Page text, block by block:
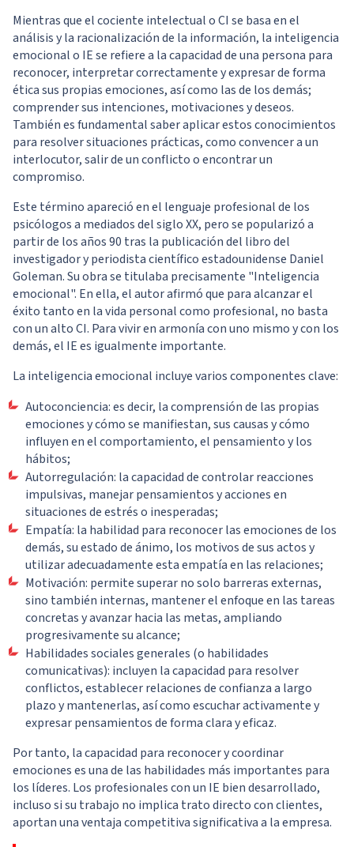
Mientras que el cociente intelectual o CI se basa en el
análisis y la racionalización de la información, la inteligencia
emocional o IE se refiere a la capacidad de una persona para
reconocer, interpretar correctamente y expresar de forma
ética sus propias emociones, así como las de los demás;
comprender sus intenciones, motivaciones y deseos.
También es fundamental saber aplicar estos conocimientos
para resolver situaciones prácticas, como convencer a un
interlocutor, salir de un conflicto o encontrar un
compromiso.
Este término apareció en el lenguaje profesional de los
psicólogos a mediados del siglo XX, pero se popularizó a
partir de los años 90 tras la publicación del libro del
investigador y periodista científico estadounidense Daniel
Goleman. Su obra se titulaba precisamente "Inteligencia
emocional". En ella, el autor afirmó que para alcanzar el
éxito tanto en la vida personal como profesional, no basta
con un alto CI. Para vivir en armonía con uno mismo y con los
demás, el IE es igualmente importante.
La inteligencia emocional incluye varios componentes clave:
Autoconciencia: es decir, la comprensión de las propias
emociones y cómo se manifiestan, sus causas y cómo
influyen en el comportamiento, el pensamiento y los
hábitos;
Autorregulación: la capacidad de controlar reacciones
impulsivas, manejar pensamientos y acciones en
situaciones de estrés o inesperadas;
Empatía: la habilidad para reconocer las emociones de los
demás, su estado de ánimo, los motivos de sus actos y
utilizar adecuadamente esta empatía en las relaciones;
Motivación: permite superar no solo barreras externas,
sino también internas, mantener el enfoque en las tareas
concretas y avanzar hacia las metas, ampliando
progresivamente su alcance;
Habilidades sociales generales (o habilidades
comunicativas): incluyen la capacidad para resolver
conflictos, establecer relaciones de confianza a largo
plazo y mantenerlas, así como escuchar activamente y
expresar pensamientos de forma clara y eficaz.
Por tanto, la capacidad para reconocer y coordinar
emociones es una de las habilidades más importantes para
los líderes. Los profesionales con un IE bien desarrollado,
incluso si su trabajo no implica trato directo con clientes,
aportan una ventaja competitiva significativa a la empresa.